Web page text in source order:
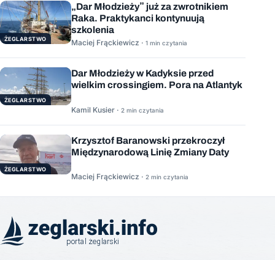
ŻEGLARSTWO
„Dar Młodzieży” już za zwrotnikiem
Raka. Praktykanci kontynuują
szkolenia
Maciej Frąckiewicz · 1 min czytania
ŻEGLARSTWO
Dar Młodzieży w Kadyksie przed
wielkim crossingiem. Pora na Atlantyk
Kamil Kusier · 2 min czytania
ŻEGLARSTWO
Krzysztof Baranowski przekroczył
Międzynarodową Linię Zmiany Daty
Maciej Frąckiewicz · 2 min czytania